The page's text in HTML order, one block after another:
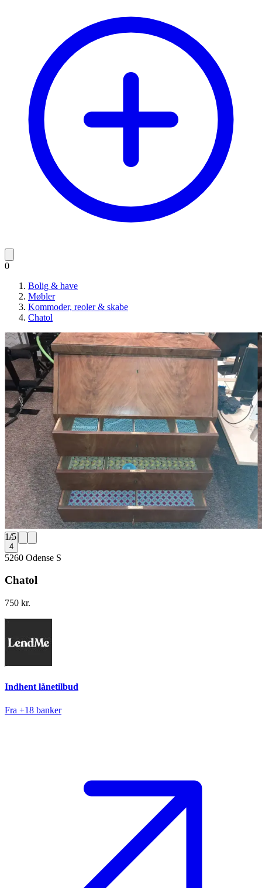
0
Bolig & have
Møbler
Kommoder, reoler & skabe
Chatol
1/5
4
5260 Odense S
Chatol
750 kr.
Indhent lånetilbud
Fra +18 banker